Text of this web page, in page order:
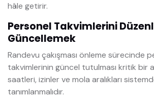
hâle getirir.
Personel Takvimlerini
Güncellemek
Randevu çakışması önleme sürecinde
takvimlerinin güncel tutulması kritik bir
saatleri, izinler ve mola aralıkları
tanımlanmalıdır.